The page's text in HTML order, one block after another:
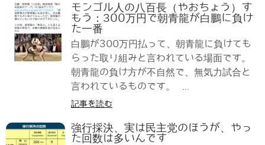
モンゴル人の八百長（やおちょう）す
もう：300万円で朝青龍が白鵬に負け
た一番
白鵬が300万円払って、朝青龍に負けても
らった取り組みと言われている場面です。
朝青龍の負け方が不自然で、無気力試合と
言われているものです。 ...
記事を読む
強行採決、実は民主党のほうが、やっ
た回数は多いんです